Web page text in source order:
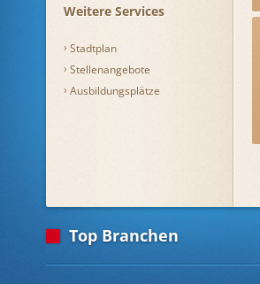
Weitere Services
Stadtplan
Stellenangebote
Ausbildungsplätze
Top Branchen